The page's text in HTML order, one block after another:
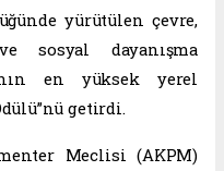
yürütülen çevre,
sosyal dayanışma
en yüksek yerel
getirdi.
Meclisi (AKPM)